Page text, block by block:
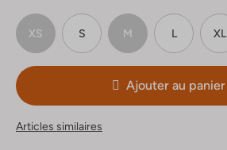
XS S M L XL
Ajouter au panier
Articles similaires